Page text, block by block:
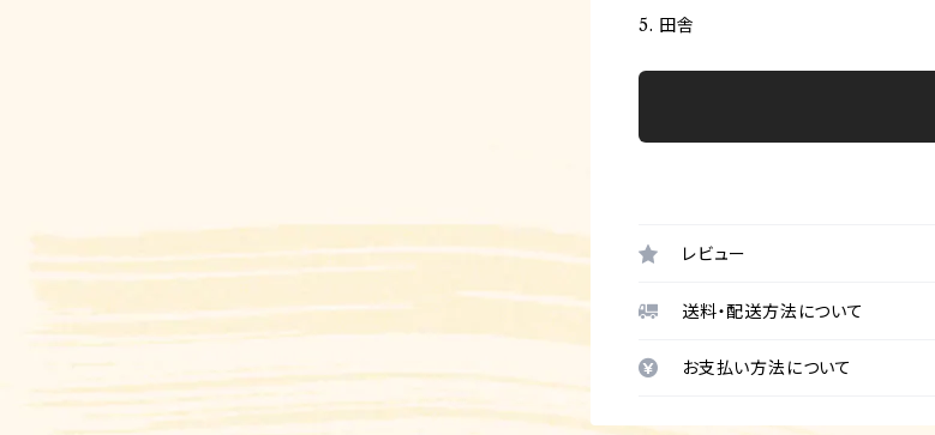
5. 田舎
レビュー
送料・配送方法について
お支払い方法について